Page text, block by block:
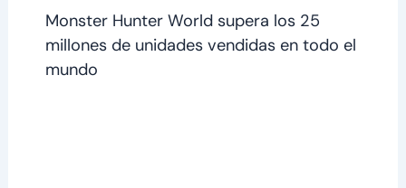
Monster Hunter World supera los 25
millones de unidades vendidas en todo el
mundo